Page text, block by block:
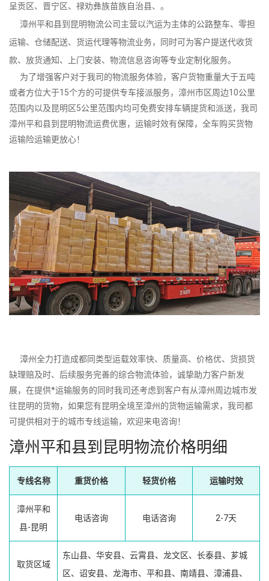
呈贡区、晋宁区、禄劝彝族苗族自治县、。
漳州平和县到昆明物流公司主营以汽运为主体的公路整车、零担
运输、仓储配送、货运代理等物流业务，同时可为客户提送代收货
款、放货通知、上门安装、物流信息咨询等专业定制化服务。
为了增强客户对于我司的物流服务体验，客户货物重量大于五吨
或者方位大于15个方的可提供专车接派服务，漳州市区周边10公里
范围内以及昆明区5公里范围内均可免费安排车辆提货和派送，我司
漳州平和县到昆明物流运费优惠，运输时效有保障，全车购买货物
运输险运输更放心！
漳州全力打造成都同类型运载效率快、质量高、价格优、货损货
缺理赔及时、后续服务完善的综合物流体验，诚挚助力客户新发
展，在提供*运输服务的同时我司还考虑到客户有从漳州周边城市发
往昆明的货物，如果您有昆明全境至漳州的货物运输需求，我司都
可提供相对于的城市专线运输，欢迎来电咨询！
漳州平和县到昆明物流价格明细
专线名称 重货价格 轻货价格 运输时效
漳州平和
县-昆明
电话咨询 电话咨询 2-7天
取货区域
东山县、华安县、云霄县、龙文区、长泰县、芗城
区、诏安县、龙海市、平和县、南靖县、漳浦县、